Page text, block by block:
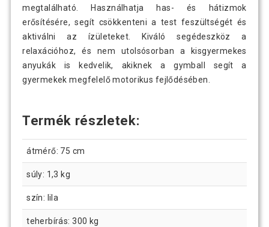
megtalálható. Használhatja has- és hátizmok
erősítésére, segít csökkenteni a test feszültségét és
aktiválni az ízületeket. Kiváló segédeszköz a
relaxációhoz, és nem utolsósorban a kisgyermekes
anyukák is kedvelik, akiknek a gymball segít a
gyermekek megfelelő motorikus fejlődésében.
Termék részletek:
átmérő: 75 cm
súly: 1,3 kg
szín: lila
teherbírás: 300 kg